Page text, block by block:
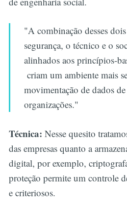
"A combinação desses
segurança, o técnico e o
alinhados aos princípios-
criam um ambiente mais
movimentação de dados de
organizações."
Técnica: Nesse quesito
das empresas quanto a
digital, por exemplo,
proteção permite um controle
e criteriosos.